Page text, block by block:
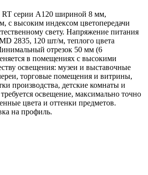
RT серии A120 шириной 8 мм,
с высоким индексом цветопередачи
свету. Напряжение питания
2835, 120 шт/м, теплого цвета
отрезок 50 мм (6
в помещениях с высокими
освещения: музеи и выставочные
торговые помещения и витрины,
производства, детские комнаты и
освещение, максимально точно
цвета и оттенки предметов.
на профиль.